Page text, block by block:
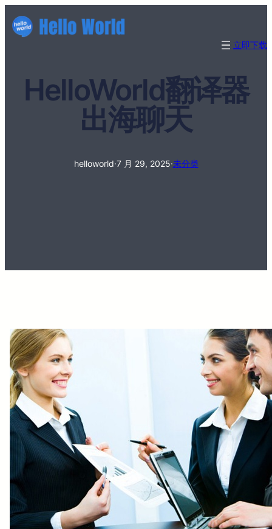
立即下载
HelloWorld翻译器
出海聊天
helloworld·7 月 29, 2025·未分类